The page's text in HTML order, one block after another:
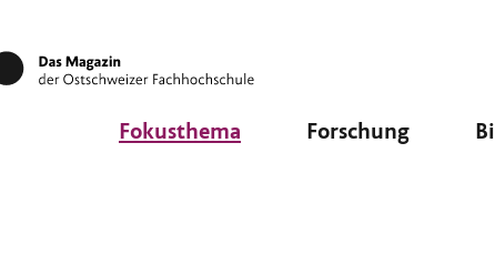
Fokusthema Forschung